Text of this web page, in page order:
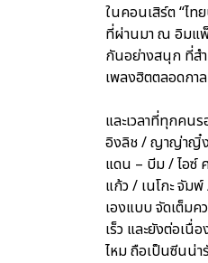
ในคอนเสิร์ต “ไ
ที่ผ่านมา ณ อิมแพ็
กันอย่างสนุก ที่ส
เพลงฮิตตลอดกา
และเวลาที่ทุกคน
อิงลิช / ญาญ่าญิ๋ง
แดน – บีม / ไอซ์
แก้ว / เนโกะ จัม
เองแบบ จัดเต็มค
เร็ว และยังต่อเ
ไหม ถือเป็นซีนน่